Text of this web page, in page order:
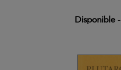
Disponible-